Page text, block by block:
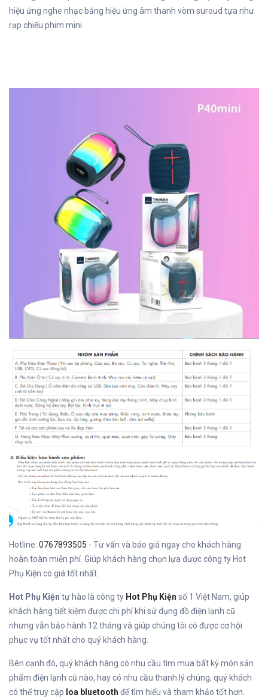
hiệu ứng nghe nhạc bằng hiệu ứng âm thanh vòm suroud tựa như
rạp chiếu phim mini.
Hotline: 0767893505 - Tư vấn và báo giá ngay cho khách hàng
hoàn toàn miễn phí. Giúp khách hàng chọn lựa được công ty Hot
Phụ Kiện có giá tốt nhất.
Hot Phụ Kiện tự hào là công ty Hot Phụ Kiện số 1 Việt Nam, giúp
khách hàng tiết kiệm được chi phí khi sử dụng đồ điện lạnh cũ
nhưng vẫn bảo hành 12 tháng và giúp chúng tôi có được cơ hội
phục vụ tốt nhất cho quý khách hàng.
Bên cạnh đó, quý khách hàng có nhu cầu tìm mua bất kỳ món sản
phẩm điện lạnh cũ nào, hay có nhu cầu thanh lý chúng, quý khách
có thể truy cập loa bluetooth để tìm hiểu và tham khảo tốt hơn.